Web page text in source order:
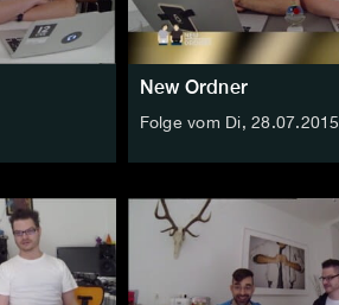
New Ordner
Folge vom Di, 28.07.2015